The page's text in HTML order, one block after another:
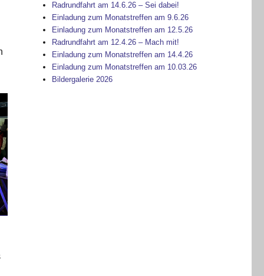
Radrundfahrt am 14.6.26 – Sei dabei!
Einladung zum Monatstreffen am 9.6.26
Einladung zum Monatstreffen am 12.5.26
Radrundfahrt am 12.4.26 – Mach mit!
Einladung zum Monatstreffen am 14.4.26
Einladung zum Monatstreffen am 10.03.26
Bildergalerie 2026